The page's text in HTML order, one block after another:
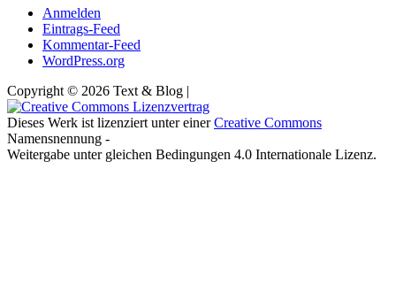
Anmelden
Eintrags-Feed
Kommentar-Feed
WordPress.org
Copyright © 2026 Text & Blog |
Dieses Werk ist lizenziert unter einerCreative Commons
Namensnennung -
Weitergabe unter gleichen Bedingungen 4.0 Internationale Lizenz.